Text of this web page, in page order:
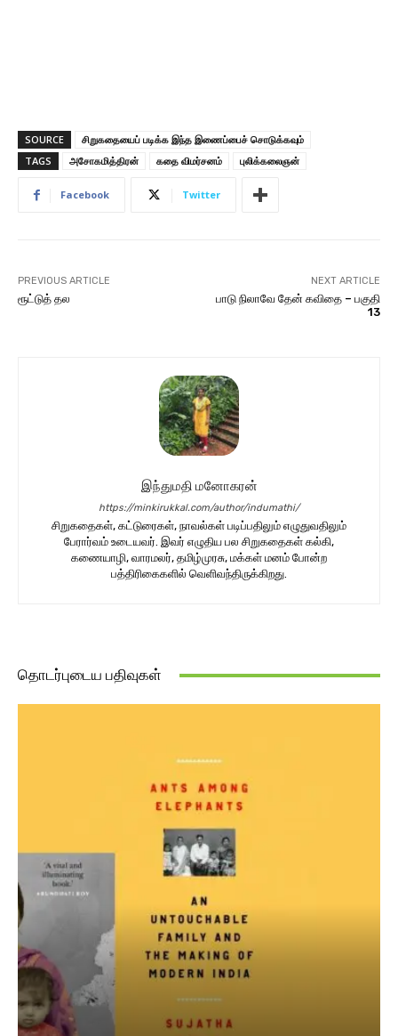
SOURCE
சிறுகதையைப் படிக்க இந்த இணைப்பைச் சொடுக்கவும்
TAGS
அசோகமித்திரன் கதை விமர்சனம் புலிக்கலைஞன்
Facebook Twitter
PREVIOUS ARTICLE
ரூட்டுத் தல
NEXT ARTICLE
பாடு நிலாவே தேன் கவிதை – பகுதி
13
இந்துமதி மனோகரன்
https://minkirukkal.com/author/indumathi/
சிறுகதைகள், கட்டுரைகள், நாவல்கள் படிப்பதிலும் எழுதுவதிலும்
பேரார்வம் உடையவர். இவர் எழுதிய பல சிறுகதைகள் கல்கி,
கணையாழி, வாரமலர், தமிழ்முரசு, மக்கள் மனம் போன்ற
பத்திரிகைகளில் வெளிவந்திருக்கிறது.
தொடர்புடைய பதிவுகள்